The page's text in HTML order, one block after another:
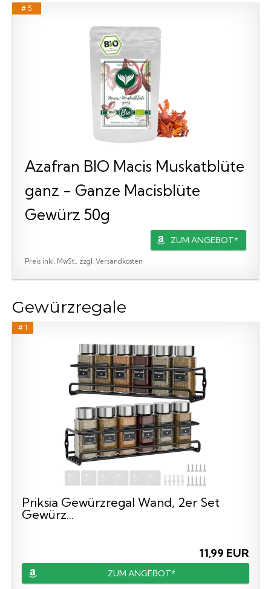
# 5
Azafran BIO Macis Muskatblüte
ganz - Ganze Macisblüte
Gewürz 50g
ZUM ANGEBOT*
Preis inkl. MwSt., zzgl. Versandkosten
Gewürzregale
# 1
Priksia Gewürzregal Wand, 2er Set
Gewürz...
11,99 EUR
ZUM ANGEBOT*